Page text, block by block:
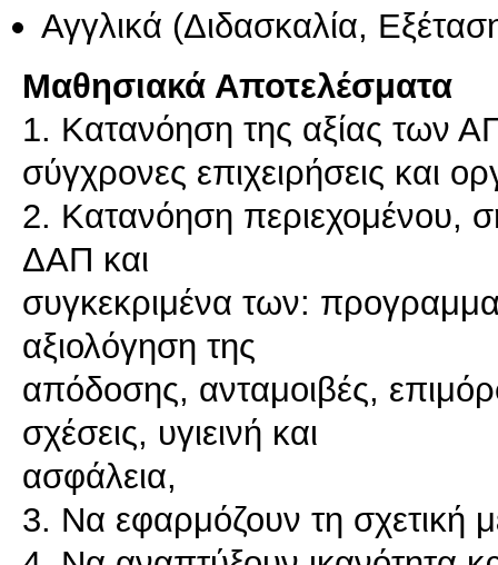
Αγγλικά (Διδασκαλία,
Μαθησιακά Αποτελέσματα
1. Κατανόηση της αξίας των
σύγχρονες επιχειρήσεις και
2. Κατανόηση περιεχομένου,
ΔΑΠ και
συγκεκριμένα των:
αξιολόγηση της
απόδοσης, ανταμοιβές,
σχέσεις, υγιεινή και
ασφάλεια,
3. Να εφαρμόζουν τη